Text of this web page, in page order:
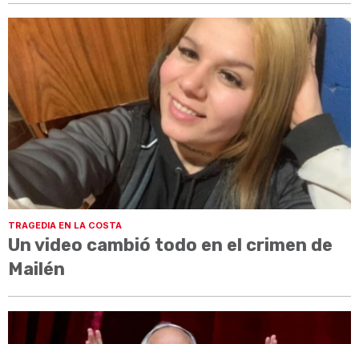
TRAGEDIA EN LA COSTA
Un video cambió todo en el crimen de
Mailén